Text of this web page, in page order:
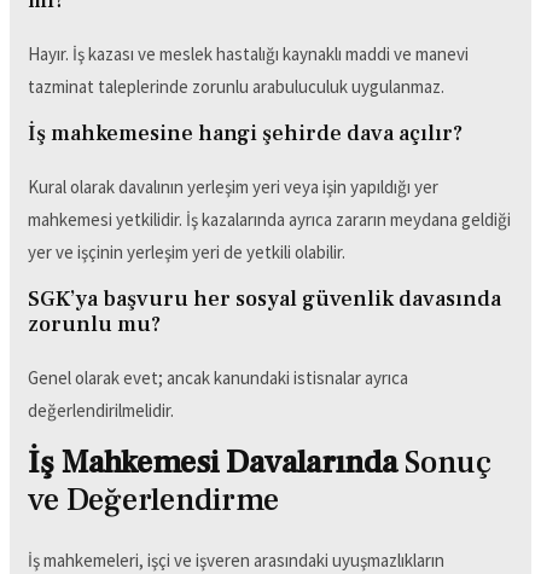
Hayır. İş kazası ve meslek hastalığı kaynaklı maddi ve manevi
tazminat taleplerinde zorunlu arabuluculuk uygulanmaz.
İş mahkemesine hangi şehirde dava açılır?
Kural olarak davalının yerleşim yeri veya işin yapıldığı yer
mahkemesi yetkilidir. İş kazalarında ayrıca zararın meydana geldiği
yer ve işçinin yerleşim yeri de yetkili olabilir.
SGK’ya başvuru her sosyal güvenlik davasında
zorunlu mu?
Genel olarak evet; ancak kanundaki istisnalar ayrıca
değerlendirilmelidir.
İş Mahkemesi DavalarındaSonuç
ve Değerlendirme
İş mahkemeleri, işçi ve işveren arasındaki uyuşmazlıkların